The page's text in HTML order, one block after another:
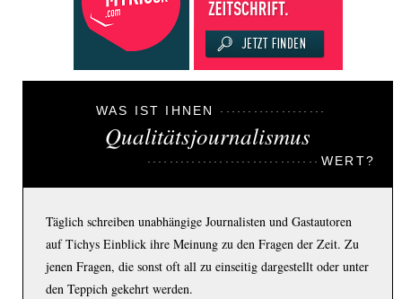
WAS IST IHNEN
Qualitätsjournalismus
WERT?
Täglich schreiben unabhängige Journalisten und Gastautoren
auf Tichys Einblick ihre Meinung zu den Fragen der Zeit. Zu
jenen Fragen, die sonst oft all zu einseitig dargestellt oder unter
den Teppich gekehrt werden.